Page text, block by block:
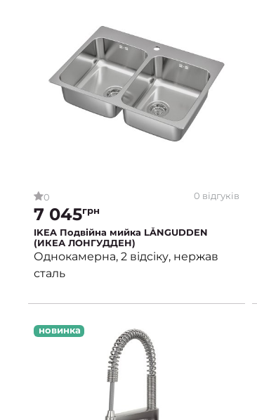
0 0 відгуків
7 045грн
IKEA Подвійна мийка LÅNGUDDEN
(ИКЕА ЛОНГУДДЕН)
Однокамерна, 2 відсіку, нержав
сталь
новинка